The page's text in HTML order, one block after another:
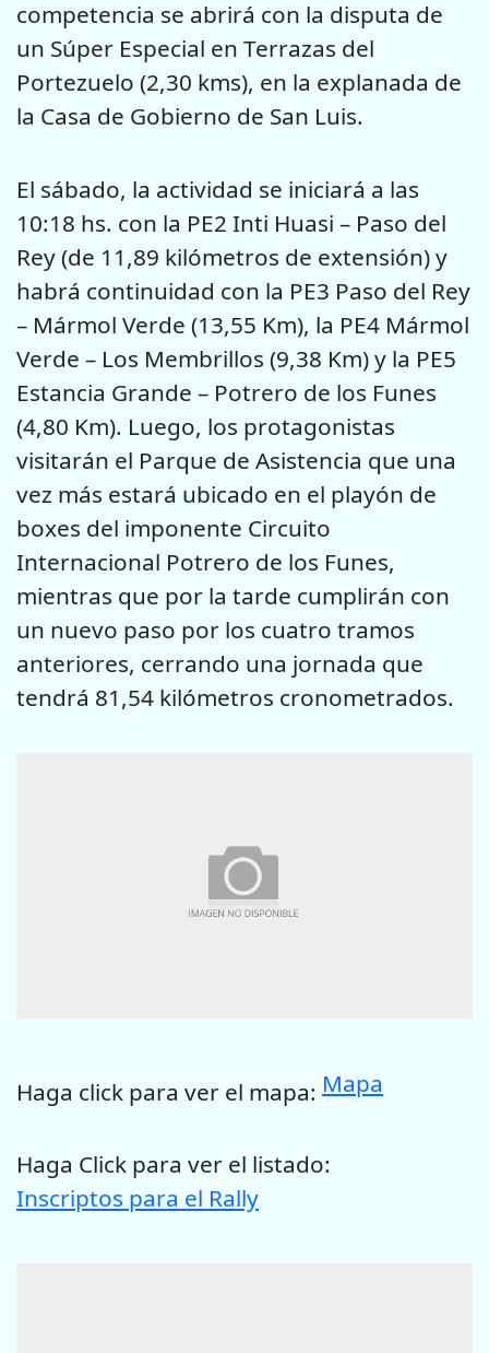
competencia se abrirá con la disputa de
un Súper Especial en Terrazas del
Portezuelo (2,30 kms), en la explanada de
la Casa de Gobierno de San Luis.
El sábado, la actividad se iniciará a las
10:18 hs. con la PE2 Inti Huasi – Paso del
Rey (de 11,89 kilómetros de extensión) y
habrá continuidad con la PE3 Paso del Rey
– Mármol Verde (13,55 Km), la PE4 Mármol
Verde – Los Membrillos (9,38 Km) y la PE5
Estancia Grande – Potrero de los Funes
(4,80 Km). Luego, los protagonistas
visitarán el Parque de Asistencia que una
vez más estará ubicado en el playón de
boxes del imponente Circuito
Internacional Potrero de los Funes,
mientras que por la tarde cumplirán con
un nuevo paso por los cuatro tramos
anteriores, cerrando una jornada que
tendrá 81,54 kilómetros cronometrados.
Haga click para ver el mapa: Mapa
Haga Click para ver el listado:
Inscriptos para el Rally